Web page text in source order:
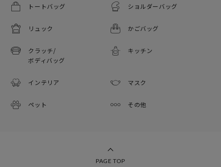
トートバッグ ショルダーバッグ
リュック かごバッグ
クラッチ/
ボディバッグ
キッチン
インテリア マスク
ペット その他
PAGE TOP